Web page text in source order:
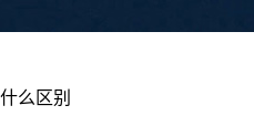
么区别